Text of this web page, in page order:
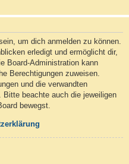
um dich anmelden zu können.
erledigt und ermöglicht dir,
Board-Administration kann
Berechtigungen zuweisen.
und die verwandten
Bitte beachte auch die jeweiligen
bewegst.